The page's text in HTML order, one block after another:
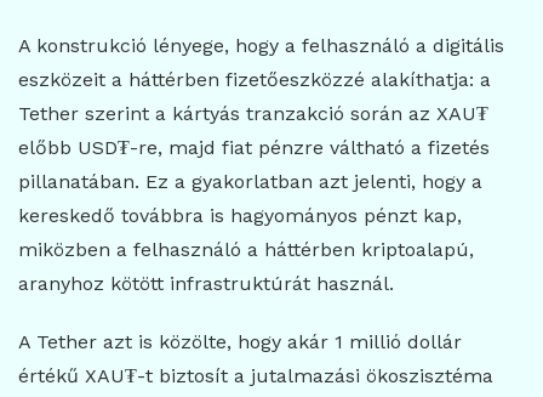
A konstrukció lényege, hogy a felhasználó a digitális
eszközeit a háttérben fizetőeszközzé alakíthatja: a
Tether szerint a kártyás tranzakció során az XAU₮
előbb USD₮-re, majd fiat pénzre váltható a fizetés
pillanatában. Ez a gyakorlatban azt jelenti, hogy a
kereskedő továbbra is hagyományos pénzt kap,
miközben a felhasználó a háttérben kriptoalapú,
aranyhoz kötött infrastruktúrát használ.
A Tether azt is közölte, hogy akár 1 millió dollár
értékű XAU₮-t biztosít a jutalmazási ökoszisztéma